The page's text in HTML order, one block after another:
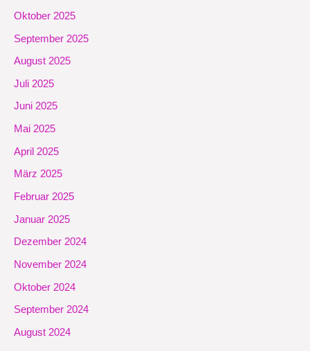
Oktober 2025
September 2025
August 2025
Juli 2025
Juni 2025
Mai 2025
April 2025
März 2025
Februar 2025
Januar 2025
Dezember 2024
November 2024
Oktober 2024
September 2024
August 2024